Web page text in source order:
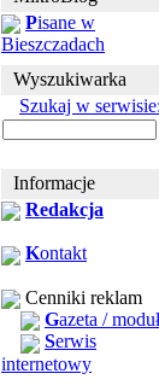
Pisane w
Bieszczadach
Wyszukiwarka
Szukaj w serwisie:
Informacje
Redakcja
Kontakt
Cenniki reklam
Gazeta /
Serwis
internetowy